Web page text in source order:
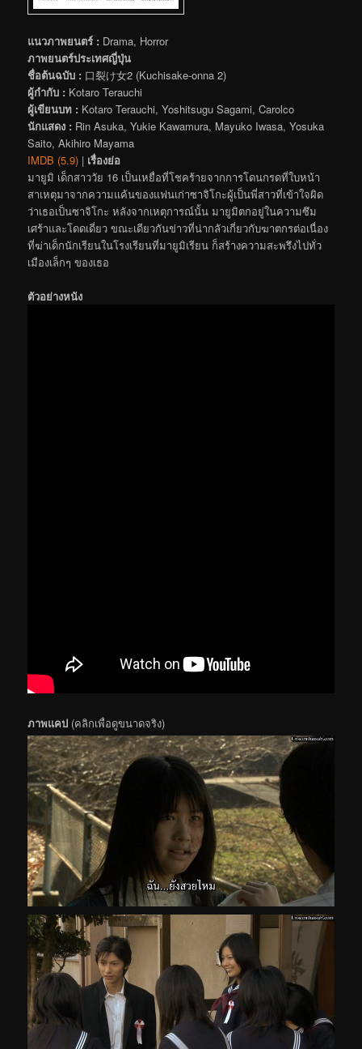
แนวภาพยนตร์ : Drama, Horror
ภาพยนตร์ประเทศญี่ปุ่น
ชื่อต้นฉบับ : 口裂け女2 (Kuchisake-onna 2)
ผู้กำกับ : Kotaro Terauchi
ผู้เขียนบท : Kotaro Terauchi, Yoshitsugu Sagami, Carolco
นักแสดง : Rin Asuka, Yukie Kawamura, Mayuko Iwasa, Yosuka
Saito, Akihiro Mayama
IMDB (5.9) | เรื่องย่อ
มายูมิ เด็กสาววัย 16 เป็นเหยื่อที่โชคร้ายจากการโดนกรดที่ใบหน้า
สาเหตุมาจากความแค้นของแฟนเก่าซาจิโกะผู้เป็นพี่สาวที่เข้าใจผิด
ว่าเธอเป็นซาจิโกะ หลังจากเหตุการณ์นั้น มายูมิตกอยู่ในความซึม
เศร้าและโดดเดี่ยว ขณะเดียวกันข่าวที่น่ากลัวเกี่ยวกับฆาตกรต่อเนื่อง
ที่ฆ่าเด็กนักเรียนในโรงเรียนที่มายูมิเรียน ก็สร้างความสะพรึงไปทั่ว
เมืองเล็กๆ ของเธอ
ตัวอย่างหนัง
ภาพแคป (คลิกเพื่อดูขนาดจริง)